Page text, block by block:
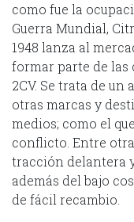
como fue la
Guerra Mundial,
1948 lanza al
formar parte de las
2CV. Se trata de
otras marcas y
medios; como el
conflicto. Entre
tracción delantera
además del bajo
de fácil recambio.